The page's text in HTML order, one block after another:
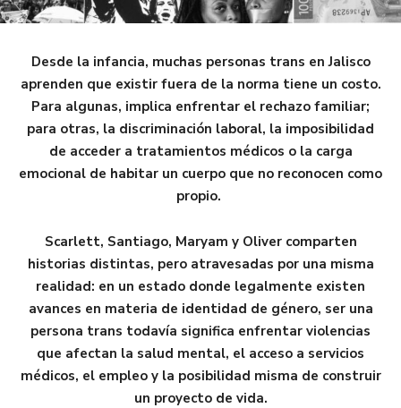
Desde la infancia, muchas personas trans en Jalisco
aprenden que existir fuera de la norma tiene un costo.
Para algunas, implica enfrentar el rechazo familiar;
para otras, la discriminación laboral, la imposibilidad
de acceder a tratamientos médicos o la carga
emocional de habitar un cuerpo que no reconocen como
propio.
Scarlett, Santiago, Maryam y Oliver comparten
historias distintas, pero atravesadas por una misma
realidad: en un estado donde legalmente existen
avances en materia de identidad de género, ser una
persona trans todavía significa enfrentar violencias
que afectan la salud mental, el acceso a servicios
médicos, el empleo y la posibilidad misma de construir
un proyecto de vida.